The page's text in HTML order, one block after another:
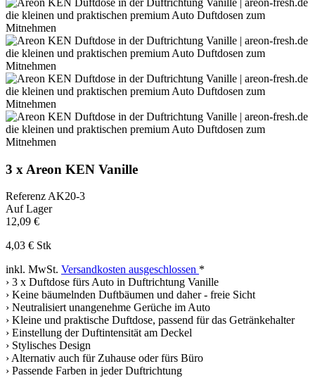
3 x Areon KEN Vanille
ReferenzAK20-3
Auf Lager
12,09 €
4,03 € Stk
inkl. MwSt. Versandkosten ausgeschlossen *
› 3 x Duftdose fürs Auto in Duftrichtung Vanille
› Keine bäumelnden Duftbäumen und daher - freie Sicht
› Neutralisiert unangenehme Gerüche im Auto
› Kleine und praktische Duftdose, passend für das Getränkehalter
› Einstellung der Duftintensität am Deckel
› Stylisches Design
› Alternativ auch für Zuhause oder fürs Büro
› Passende Farben in jeder Duftrichtung